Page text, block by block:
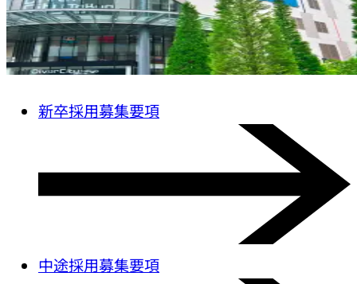
新卒採用募集要項
中途採用募集要項